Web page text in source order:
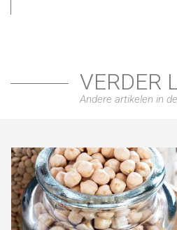
VERDER
Andere artikelen in